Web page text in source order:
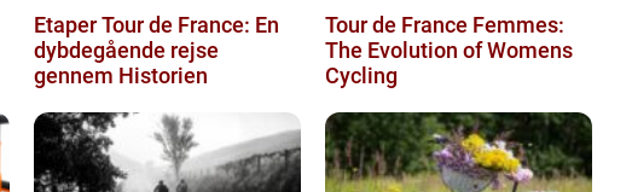
Etaper Tour de France: En
dybdegående rejse
gennem Historien
Tour de France Femmes:
The Evolution of Womens
Cycling